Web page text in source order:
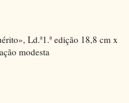
Ld.ª1.ª edição 18,8 cm x
modesta